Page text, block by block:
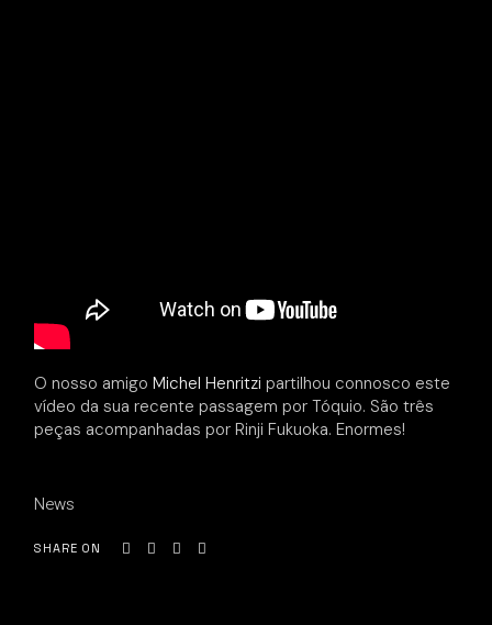
O nosso amigoMichel Henritzi partilhou connosco este
vídeo da sua recente passagem por Tóquio. São três
peças acompanhadas por Rinji Fukuoka. Enormes!
News
SHARE ON